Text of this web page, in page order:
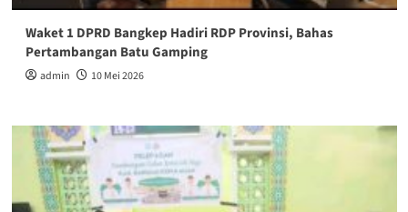
Waket 1 DPRD Bangkep Hadiri RDP Provinsi, Bahas
Pertambangan Batu Gamping
admin 10 Mei 2026